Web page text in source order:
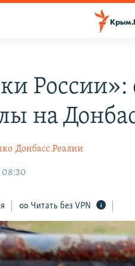
России»:
на
Донбасс.Реалии
08:30
Читать без VPN